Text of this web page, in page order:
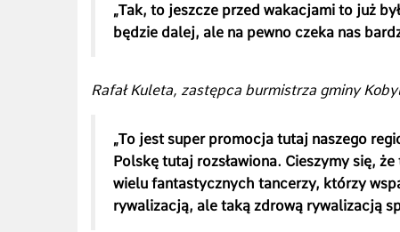
„Tak, to jeszcze przed wakacjami to już
będzie dalej, ale na pewno czeka nas
Rafał Kuleta, zastępca burmistrza gminy
„To jest super promocja tutaj naszego
Polskę tutaj rozsławiona. Cieszymy się,
wielu fantastycznych tancerzy, którzy
rywalizacją, ale taką zdrową rywalizacją